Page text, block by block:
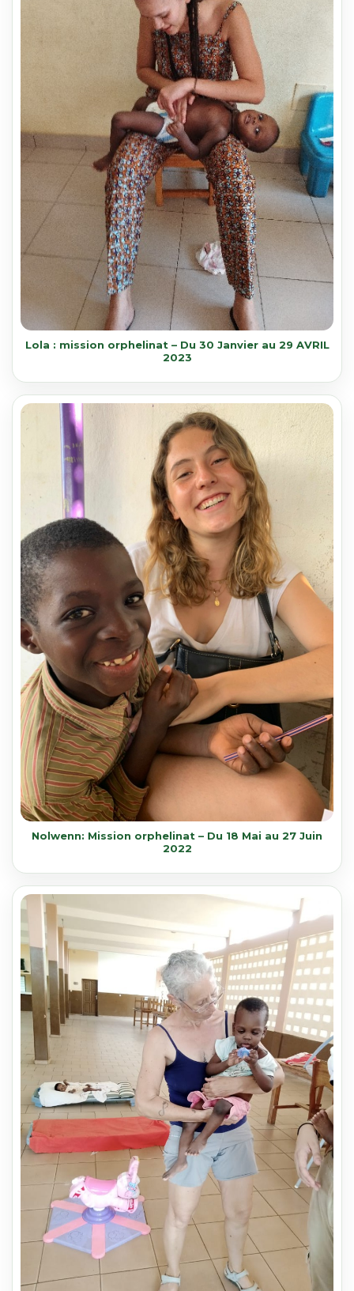
Lola : mission orphelinat – Du 30 Janvier au 29 AVRIL
2023
Nolwenn: Mission orphelinat – Du 18 Mai au 27 Juin
2022